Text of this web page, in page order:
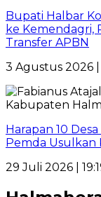
Bupati Halbar
ke Kemendagri,
Transfer APBN
3 Agustus 2026 |
Harapan 10
Pemda Usulkan
29 Juli 2026 |